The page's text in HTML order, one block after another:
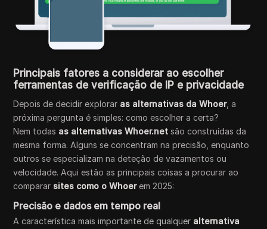
Principais fatores a considerar ao escolher
ferramentas de verificação de IP e privacidade
Depois de decidir explorar as alternativas da Whoer, a
próxima pergunta é simples: como escolher a certa?
Nem todas as alternativas Whoer.net são construídas da
mesma forma. Alguns se concentram na precisão, enquanto
outros se especializam na deteção de vazamentos ou
velocidade. Aqui estão as principais coisas a procurar ao
comparar sites como o Whoerem 2025:
Precisão e dados em tempo real
A característica mais importante de qualquer alternativa